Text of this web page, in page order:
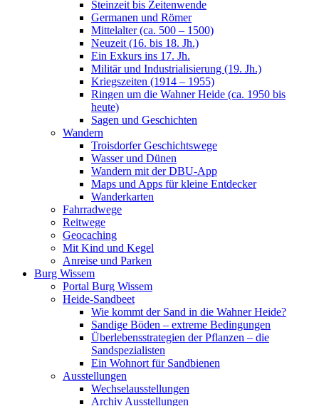
Steinzeit bis Zeitenwende
Germanen und Römer
Mittelalter (ca. 500 – 1500)
Neuzeit (16. bis 18. Jh.)
Ein Exkurs ins 17. Jh.
Militär und Industrialisierung (19. Jh.)
Kriegszeiten (1914 – 1955)
Ringen um die Wahner Heide (ca. 1950 bis
heute)
Sagen und Geschichten
Wandern
Troisdorfer Geschichtswege
Wasser und Dünen
Wandern mit der DBU-App
Maps und Apps für kleine Entdecker
Wanderkarten
Fahrradwege
Reitwege
Geocaching
Mit Kind und Kegel
Anreise und Parken
Burg Wissem
Portal Burg Wissem
Heide-Sandbeet
Wie kommt der Sand in die Wahner Heide?
Sandige Böden – extreme Bedingungen
Überlebensstrategien der Pflanzen – die
Sandspezialisten
Ein Wohnort für Sandbienen
Ausstellungen
Wechselausstellungen
Archiv Ausstellungen